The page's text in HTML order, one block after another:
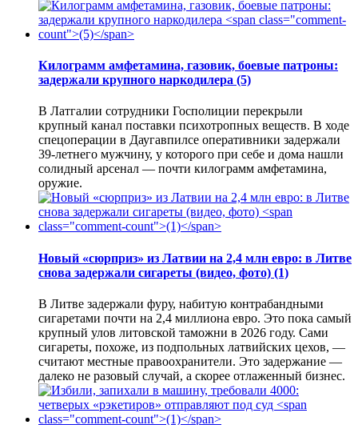
Килограмм амфетамина, газовик, боевые патроны:
задержали крупного наркодилера (5)
В Латгалии сотрудники Госполиции перекрыли
крупный канал поставки психотропных веществ. В ходе
спецоперации в Даугавпилсе оперативники задержали
39-летнего мужчину, у которого при себе и дома нашли
солидный арсенал — почти килограмм амфетамина,
оружие.
Новый «сюрприз» из Латвии на 2,4 млн евро: в Литве
снова задержали сигареты (видео, фото) (1)
В Литве задержали фуру, набитую контрабандными
сигаретами почти на 2,4 миллиона евро. Это пока самый
крупный улов литовской таможни в 2026 году. Сами
сигареты, похоже, из подпольных латвийских цехов, —
считают местные правоохранители. Это задержание —
далеко не разовый случай, а скорее отлаженный бизнес.